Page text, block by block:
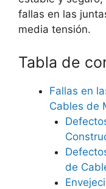
fallas en las
media tensión.
Tabla de
Fallas en
Cables de
de